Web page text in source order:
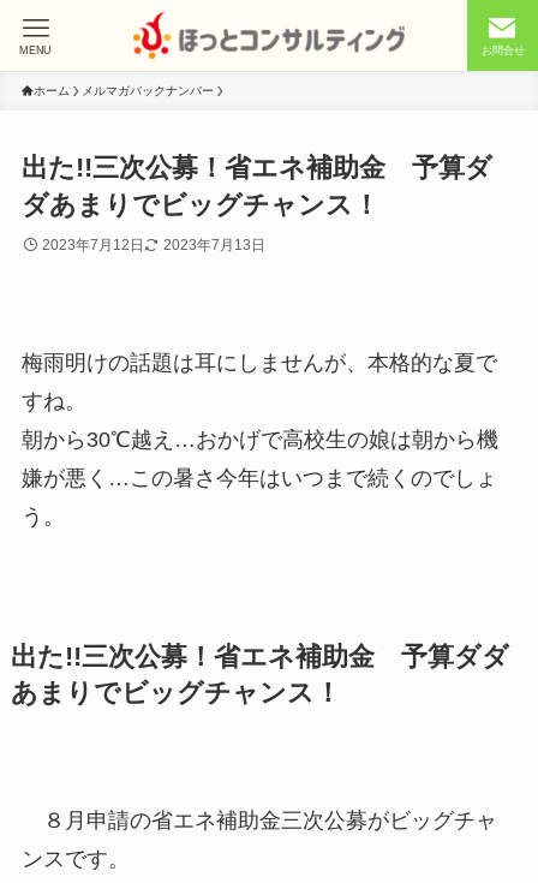
お問合せ
MENU
ホーム メルマガバックナンバー
出た!!三次公募！省エネ補助金 予算ダ
ダあまりでビッグチャンス！
2023年7月12日 2023年7月13日
梅雨明けの話題は耳にしませんが、本格的な夏で
すね。
朝から30℃越え…おかげで高校生の娘は朝から機
嫌が悪く…この暑さ今年はいつまで続くのでしょ
う。
出た!!三次公募！省エネ補助金 予算ダダ
あまりでビッグチャンス！
８月申請の省エネ補助金三次公募がビッグチャ
ンスです。